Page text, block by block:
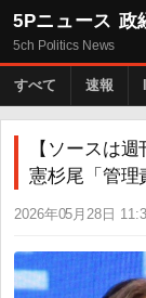
5Pニュース 政
5ch Politics News
すべて 速報
【ソースは
憲杉尾「管理
2026年05月28日